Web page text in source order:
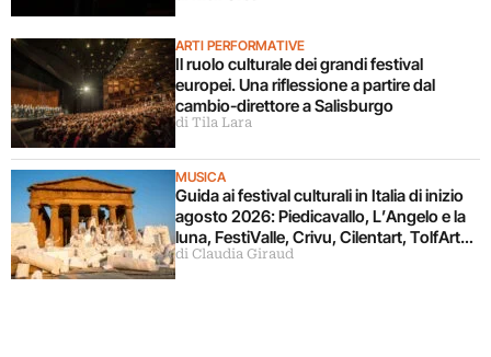
ARTI PERFORMATIVE
Il ruolo culturale dei grandi festival
europei. Una riflessione a partire dal
cambio-direttore a Salisburgo
di Tila Lara
MUSICA
Guida ai festival culturali in Italia di inizio
agosto 2026: Piedicavallo, L’Angelo e la
luna, FestiValle, Crivu, Cilentart, TolfArte,
Pietrasanta è Ceramica
di Claudia Giraud